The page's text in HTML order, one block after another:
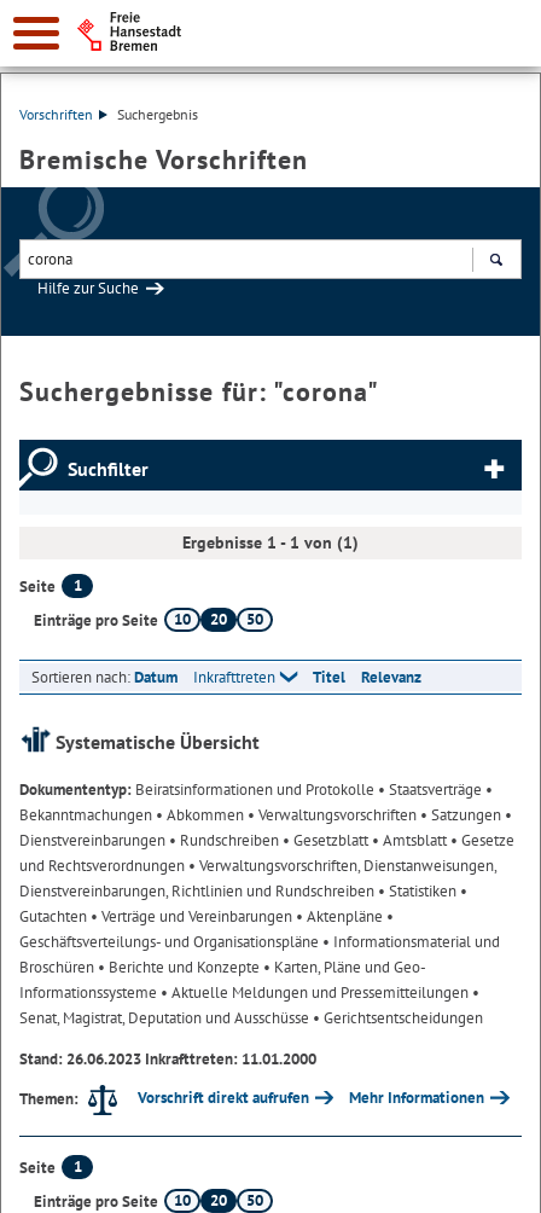
Vorschriften Suchergebnis
Bremische Vorschriften
Hilfe zur Suche
Suchergebnisse für: "corona"
Suchfilter
Ergebnisse 1 - 1 von (1)
Seite
1
Einträge pro Seite
10 20 50
Sortieren nach:Datum Inkrafttreten Titel Relevanz
Systematische Übersicht
Dokumententyp: Beiratsinformationen und Protokolle • Staatsverträge •
Bekanntmachungen • Abkommen • Verwaltungsvorschriften • Satzungen •
Dienstvereinbarungen • Rundschreiben • Gesetzblatt• Amtsblatt• Gesetze
und Rechtsverordnungen • Verwaltungsvorschriften, Dienstanweisungen,
Dienstvereinbarungen, Richtlinien und Rundschreiben • Statistiken •
Gutachten • Verträge und Vereinbarungen • Aktenpläne •
Geschäftsverteilungs- und Organisationspläne • Informationsmaterial und
Broschüren • Berichte und Konzepte • Karten, Pläne und Geo-
Informationssysteme • Aktuelle Meldungen und Pressemitteilungen •
Senat, Magistrat, Deputation und Ausschüsse • Gerichtsentscheidungen
Stand: 26.06.2023 Inkrafttreten: 11.01.2000
Themen:
Vorschrift direkt aufrufen Mehr Informationen
Seite
1
Einträge pro Seite
10 20 50